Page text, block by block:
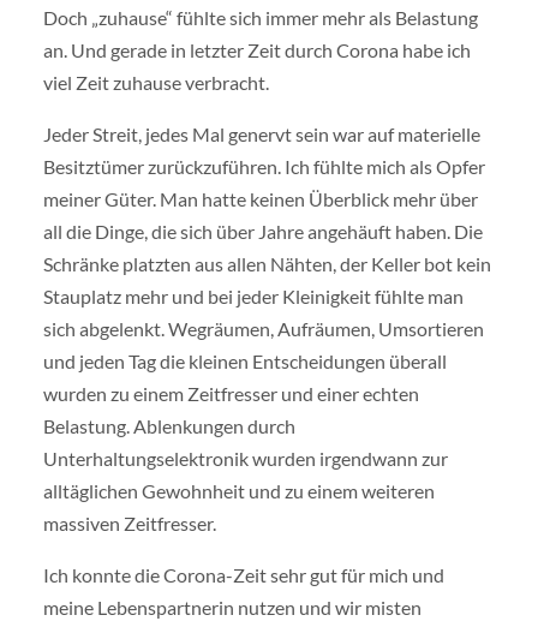
Doch „zuhause“ fühlte sich immer mehr als Belastung
an. Und gerade in letzter Zeit durch Corona habe ich
viel Zeit zuhause verbracht.
Jeder Streit, jedes Mal genervt sein war auf materielle
Besitztümer zurückzuführen. Ich fühlte mich als Opfer
meiner Güter. Man hatte keinen Überblick mehr über
all die Dinge, die sich über Jahre angehäuft haben. Die
Schränke platzten aus allen Nähten, der Keller bot kein
Stauplatz mehr und bei jeder Kleinigkeit fühlte man
sich abgelenkt. Wegräumen, Aufräumen, Umsortieren
und jeden Tag die kleinen Entscheidungen überall
wurden zu einem Zeitfresser und einer echten
Belastung. Ablenkungen durch
Unterhaltungselektronik wurden irgendwann zur
alltäglichen Gewohnheit und zu einem weiteren
massiven Zeitfresser.
Ich konnte die Corona-Zeit sehr gut für mich und
meine Lebenspartnerin nutzen und wir misten